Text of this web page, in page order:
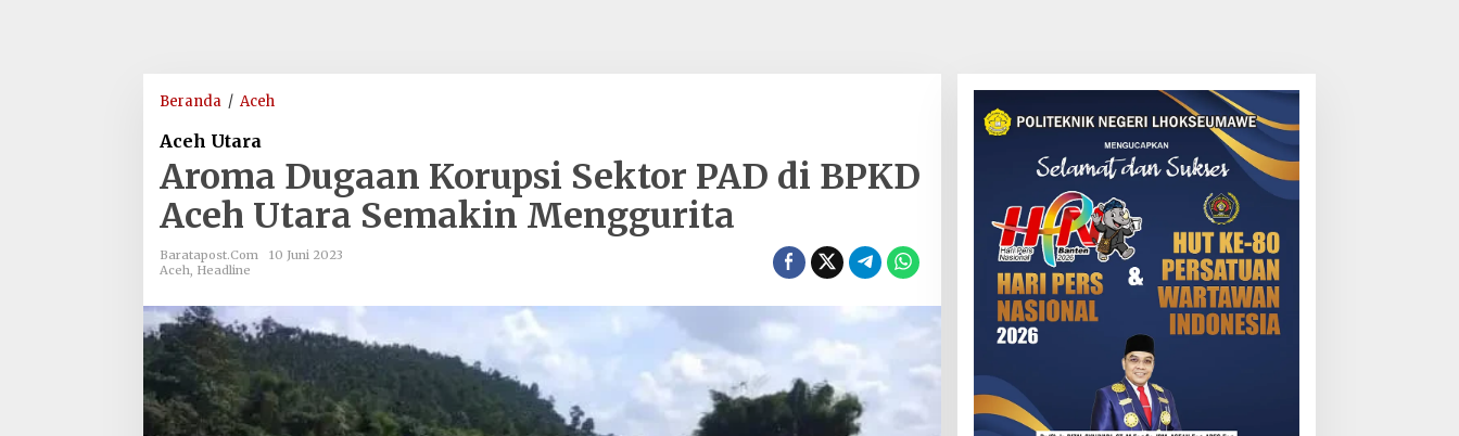
Beranda / Aceh
Sektor
di
Aceh
Semakin
Menggurita
Aceh Utara
Aroma Dugaan Korupsi Sektor PAD di BPKD
Aceh Utara Semakin Menggurita
Baratapost.com
10 Juni 2023
Aceh, Headline